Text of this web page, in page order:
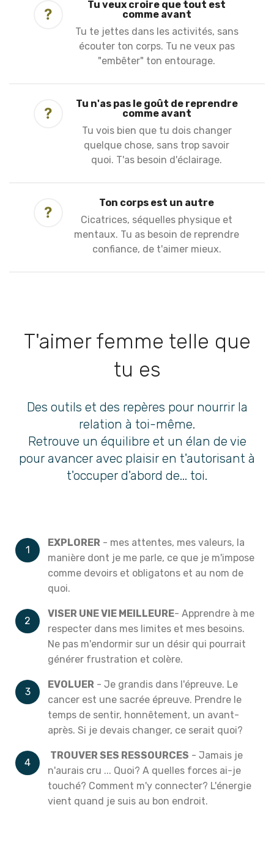
?
Tu veux croire que tout est
comme avant
Tu te jettes dans les activités, sans
écouter ton corps. Tu ne veux pas
"embêter" ton entourage.
?
Tu n'as pas le goût de reprendre
comme avant
Tu vois bien que tu dois changer
quelque chose, sans trop savoir
quoi. T'as besoin d'éclairage.
?
Ton corps est un autre
Cicatrices, séquelles physique et
mentaux. Tu as besoin de reprendre
confiance, de t'aimer mieux.
T'aimer femme telle que
tu es
Des outils et des repères pour nourrir la
relation à toi-même.
Retrouve un équilibre et un élan de vie
pour avancer avec plaisir en t'autorisant à
t'occuper d'abord de... toi.
EXPLORER - mes attentes, mes valeurs, la
manière dont je me parle, ce que je m'impose
comme devoirs et obligatons et au nom de
quoi.
VISER UNE VIE MEILLEURE- Apprendre à me
respecter dans mes limites et mes besoins.
Ne pas m'endormir sur un désir qui pourrait
générer frustration et colère.
EVOLUER - Je grandis dans l'épreuve. Le
cancer est une sacrée épreuve. Prendre le
temps de sentir, honnêtement, un avant-
après. Si je devais changer, ce serait quoi?
TROUVER SES RESSOURCES - Jamais je
n'aurais cru ... Quoi? A quelles forces ai-je
touché? Comment m'y connecter? L'énergie
vient quand je suis au bon endroit.